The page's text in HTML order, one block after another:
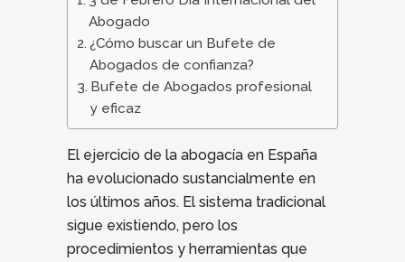
Abogado
¿Cómo buscar un Bufete de
Abogados de confianza?
Bufete de Abogados profesional
y eficaz
El ejercicio de la abogacía en España
ha evolucionado sustancialmente en
los últimos años. El sistema tradicional
sigue existiendo, pero los
procedimientos y herramientas que